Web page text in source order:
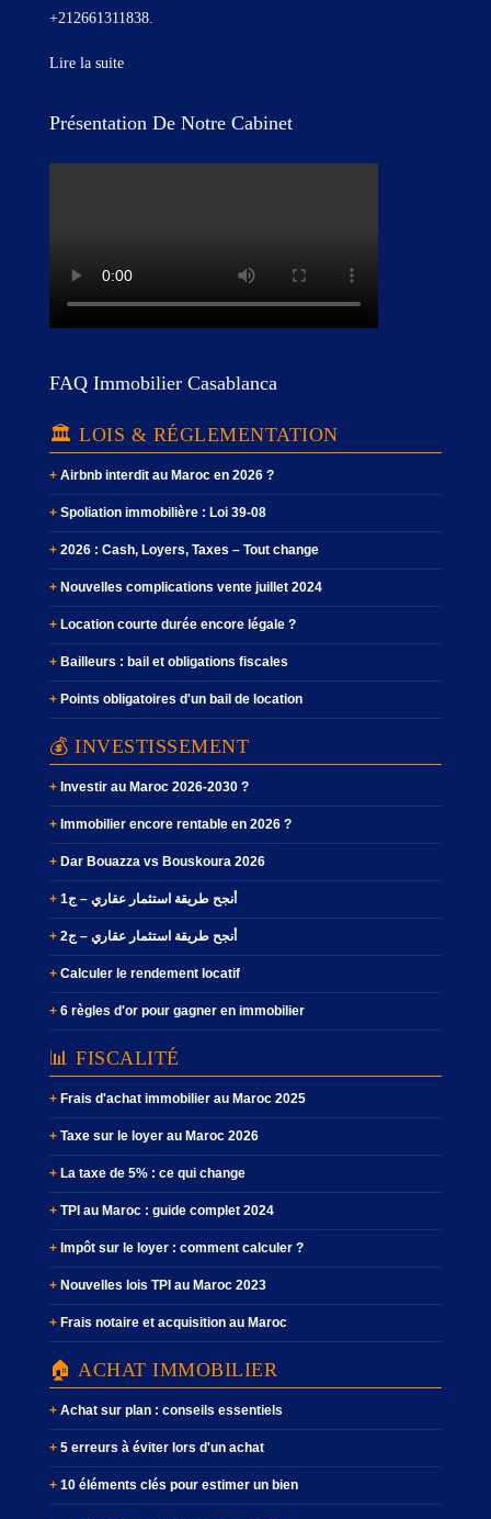
+212661311838.
Lire la suite
Présentation De Notre Cabinet
FAQ Immobilier Casablanca
🏛️ LOIS & RÉGLEMENTATION
Airbnb interdit au Maroc en 2026 ?
Spoliation immobilière : Loi 39-08
2026 : Cash, Loyers, Taxes – Tout change
Nouvelles complications vente juillet 2024
Location courte durée encore légale ?
Bailleurs : bail et obligations fiscales
Points obligatoires d'un bail de location
💰 INVESTISSEMENT
Investir au Maroc 2026-2030 ?
Immobilier encore rentable en 2026 ?
Dar Bouazza vs Bouskoura 2026
أنجح طريقة استثمار عقاري – ج1
أنجح طريقة استثمار عقاري – ج2
Calculer le rendement locatif
6 règles d'or pour gagner en immobilier
📊 FISCALITÉ
Frais d'achat immobilier au Maroc 2025
Taxe sur le loyer au Maroc 2026
La taxe de 5% : ce qui change
TPI au Maroc : guide complet 2024
Impôt sur le loyer : comment calculer ?
Nouvelles lois TPI au Maroc 2023
Frais notaire et acquisition au Maroc
🏠 ACHAT IMMOBILIER
Achat sur plan : conseils essentiels
5 erreurs à éviter lors d'un achat
10 éléments clés pour estimer un bien